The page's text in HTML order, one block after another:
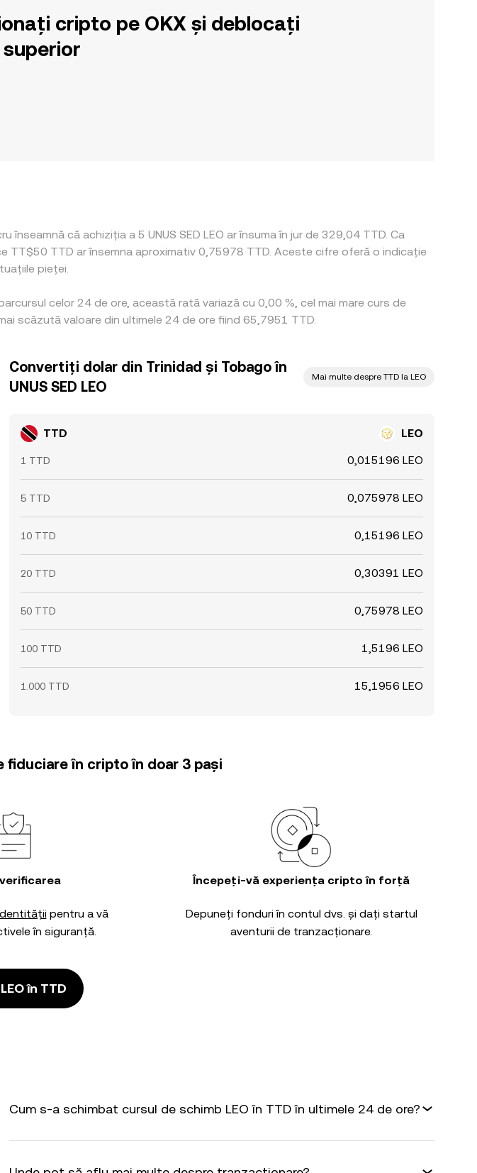
cripto pe OKX și deblocați
că achiziția a 5 UNUS SED LEO ar însuma în jur de 329,04 TTD. Ca
TT$50 TTD ar însemna aproximativ 0,75978 TTD. Aceste cifre oferă o indicație
pieței.
celor 24 de ore, această rată variază cu 0,00 %, cel mai mare curs de
scăzută valoare din ultimele 24 de ore fiind 65,7951 TTD.
Convertiți dolar din Trinidad și Tobago în
UNUS SED LEO
Mai multe despre TTD la LEO
TTD LEO
1 TTD 0,015196 LEO
5 TTD 0,075978 LEO
10 TTD 0,15196 LEO
20 TTD 0,30391 LEO
50 TTD 0,75978 LEO
100 TTD 1,5196 LEO
1.000 TTD 15,1956 LEO
în cripto în doar 3 pași
pentru a vă
în siguranță.
Începeți-vă experiența cripto în forță
Depuneți fonduri în contul dvs. și dați startul
aventurii de tranzacționare.
în TTD
Cum s-a schimbat cursul de schimb LEO în TTD în ultimele 24 de ore?